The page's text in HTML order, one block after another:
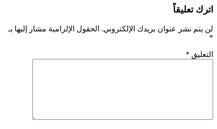
اترك تعليقاً
لن يتم نشر عنوان بريدك الإلكتروني. الحقول الإلزامية مشار إليها بـ
*
التعليق *